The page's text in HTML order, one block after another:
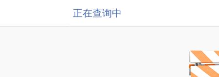
正在查询中